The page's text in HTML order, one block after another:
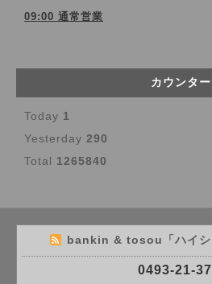
09:00 通常営業
カウンター
Today 1
Yesterday 290
Total 1265840
bankin & tosou「ハイシ
0493-21-